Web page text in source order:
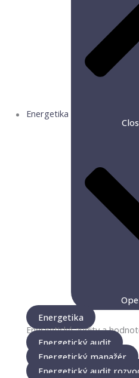
Energetika
Energetika
Energetické audity a
Energetický audit
Energetický manažér
Energetický audit